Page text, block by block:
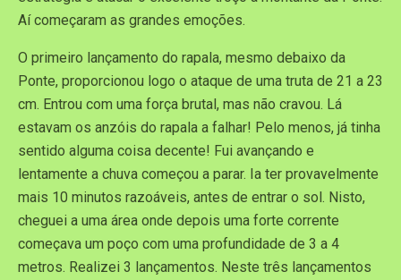
Aí começaram as grandes emoções.
O primeiro lançamento do rapala, mesmo debaixo da
Ponte, proporcionou logo o ataque de uma truta de 21 a 23
cm. Entrou com uma força brutal, mas não cravou. Lá
estavam os anzóis do rapala a falhar! Pelo menos, já tinha
sentido alguma coisa decente! Fui avançando e
lentamente a chuva começou a parar. Ia ter provavelmente
mais 10 minutos razoáveis, antes de entrar o sol. Nisto,
cheguei a uma área onde depois uma forte corrente
começava um poço com uma profundidade de 3 a 4
metros. Realizei 3 lançamentos. Neste três lançamentos